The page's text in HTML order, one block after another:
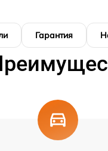
Гарантия